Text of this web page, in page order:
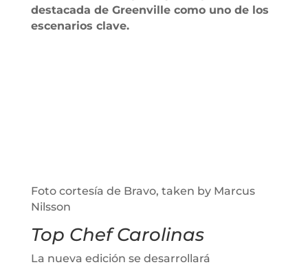
destacada de Greenville como uno de los
escenarios clave.
Foto cortesía de Bravo, taken by Marcus
Nilsson
Top Chef Carolinas
La nueva edición se desarrollará